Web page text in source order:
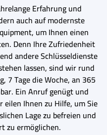
Erfahrung und
auch auf modernste
um Ihnen einen
Denn Ihre Zufriedenheit
andere Schlüsseldienste
lassen, sind wir rund
7 Tage die Woche, an 365
Ein Anruf genügt und
Ihnen zu Hilfe, um Sie
Lage zu befreien und
zu ermöglichen.